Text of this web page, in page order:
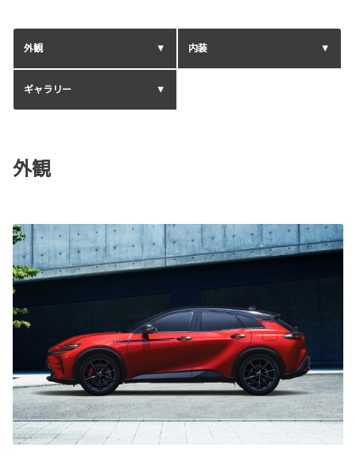
外観 内装
ギャラリー
外観